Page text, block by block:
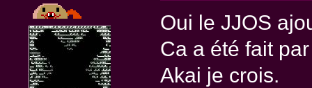
Oui le JJOS
Ca a été fait
Akai je crois.